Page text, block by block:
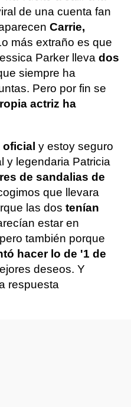
de una cuenta fan
Carrie,
más extraño es que
Parker lleva dos
siempre ha
Pero por fin se
actriz ha
y estoy seguro
y legendaria Patricia
de sandalias de
que llevara
las dos tenían
estar en
también porque
hacer lo de '1 de
deseos. Y
respuesta